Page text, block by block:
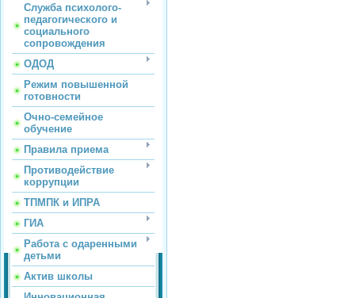
Служба психолого-
педагогического и
социального
сопровождения
ОДОД
Режим повышенной
готовности
Очно-семейное
обучение
Правила приема
Противодействие
коррупции
ТПМПК и ИПРА
ГИА
Работа с одаренными
детьми
Актив школы